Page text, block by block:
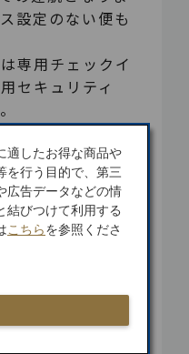
設定のない便も
専用チェックイ
セキュリティ
サクララウンジ
線にファースト
ついては以下を
適したお得な商品や
を行う目的で、第三
広告データなどの情
結びつけて利用する
こちらを参照くださ